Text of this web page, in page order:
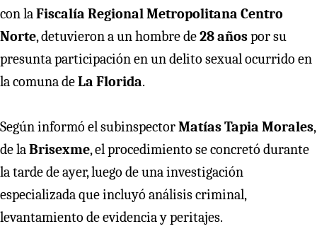
con laFiscalía Regional Metropolitana Centro
Norte, detuvieron a un hombre de28 añospor su
presunta participación en un delito sexual ocurrido en
la comuna deLa Florida.
Según informó el subinspectorMatías Tapia Morales,
de laBrisexme, el procedimiento se concretó durante
la tarde de ayer, luego de una investigación
especializada que incluyó análisis criminal,
levantamiento de evidencia y peritajes.